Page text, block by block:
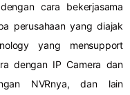
cara bekerjasama
perusahaan yang diajak
yang mensupport
dengan IP Camera dan
NVRnya, dan lain